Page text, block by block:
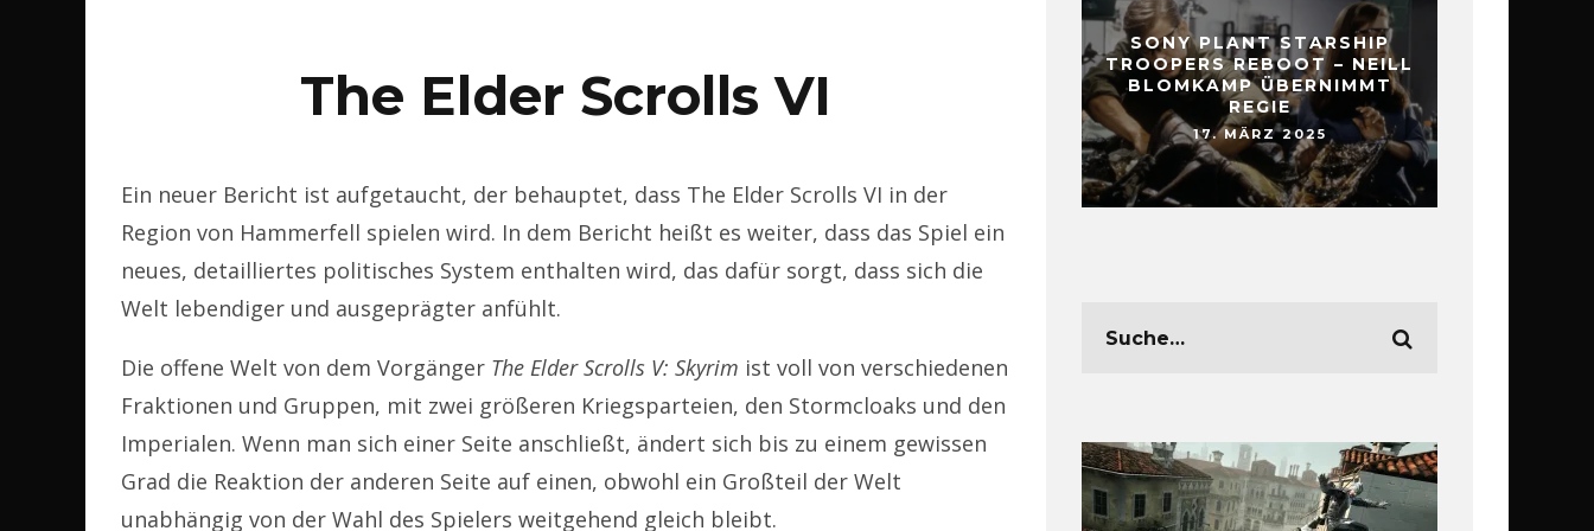
The Elder Scrolls VI
Ein neuer Bericht ist aufgetaucht, der behauptet, dass The Elder Scrolls VI in der
Region von Hammerfell spielen wird. In dem Bericht heißt es weiter, dass das Spiel ein
neues, detailliertes politisches System enthalten wird, das dafür sorgt, dass sich die
Welt lebendiger und ausgeprägter anfühlt.
Die offene Welt von dem Vorgänger The Elder Scrolls V: Skyrim ist voll von verschiedenen
Fraktionen und Gruppen, mit zwei größeren Kriegsparteien, den Stormcloaks und den
Imperialen. Wenn man sich einer Seite anschließt, ändert sich bis zu einem gewissen
Grad die Reaktion der anderen Seite auf einen, obwohl ein Großteil der Welt
unabhängig von der Wahl des Spielers weitgehend gleich bleibt.
SONY PLANT STARSHIP
TROOPERS REBOOT – NEILL
BLOMKAMP ÜBERNIMMT
REGIE
17. MÄRZ 2025